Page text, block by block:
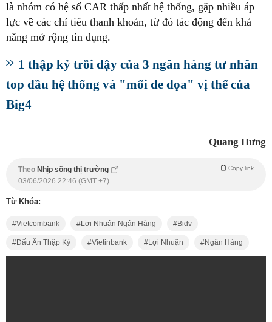
là nhóm có hệ số CAR thấp nhất hệ thống, gặp nhiều áp
lực về các chỉ tiêu thanh khoản, từ đó tác động đến khả
năng mở rộng tín dụng.
1 thập kỷ trỗi dậy của 3 ngân hàng tư nhân
top đầu hệ thống và "mối đe dọa" vị thế của
Big4
Quang Hưng
Theo Nhịp sống thị trường Copy link
03/06/2026 22:46 (GMT +7)
Từ Khóa:
Vietcombank Lợi Nhuận Ngân Hàng Bidv
Dấu Ấn Thập Kỷ Vietinbank Lợi Nhuận Ngân Hàng